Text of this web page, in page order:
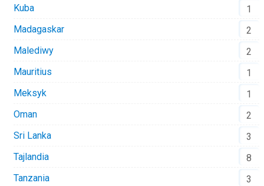
Kuba
1
Madagaskar
2
Malediwy
2
Mauritius
1
Meksyk
1
Oman
2
Sri Lanka
3
Tajlandia
8
Tanzania
3